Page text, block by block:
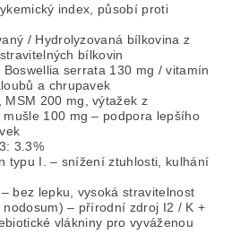
index, působí proti
/ Hydrolyzovaná bílkovina z
bílkovin
serrata 130 mg / vitamín
a chrupavek
MSM 200 mg, výtažek z
mušle 100 mg – podpora lepšího
3.3%
typu I. – snížení ztuhlosti, kulhání
bez lepku, vysoká stravitelnost
nodosum) – přírodní zdroj I2 / K +
vlákniny pro vyváženou